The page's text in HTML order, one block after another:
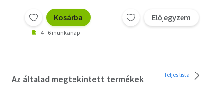
Kosárba
4 - 6 munkanap
Előjegyzem
Az általad megtekintett termékek Teljes lista